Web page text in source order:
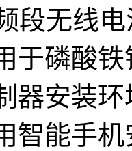
段无线
于磷酸
器安装
智能手